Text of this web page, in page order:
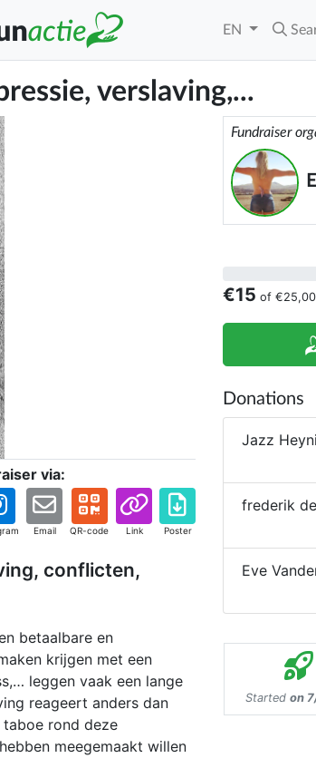
EN
verslaving,...
via:
Email QR-code Link Poster
conflicten,
betaalbare en
krijgen met een
leggen vaak een lange
reageert anders dan
rond deze
meegemaakt willen
Fundraiser
€15 of
Donations
Jazz
frederik
Eve
Started on